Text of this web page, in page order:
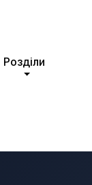
Розділи